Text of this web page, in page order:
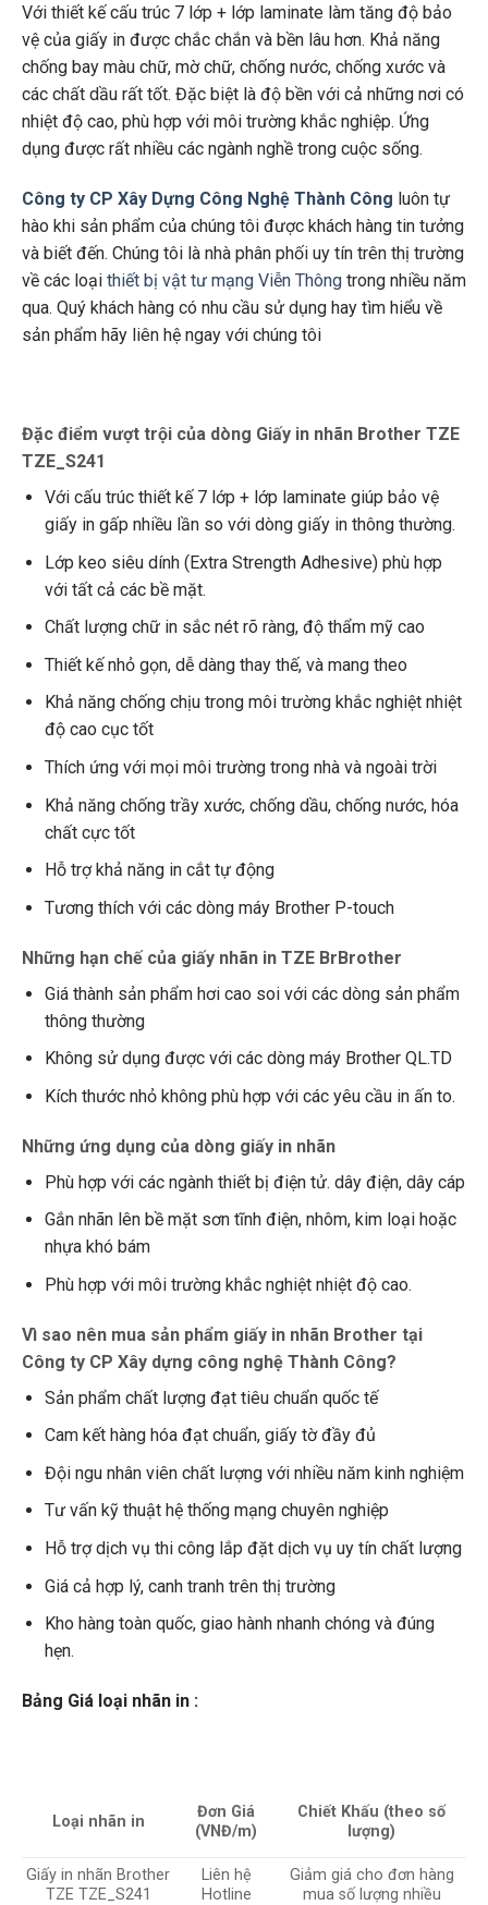
Với thiết kế cấu trúc 7 lớp + lớp laminate làm tăng độ bảo
vệ của giấy in được chắc chắn và bền lâu hơn. Khả năng
chống bay màu chữ, mờ chữ, chống nước, chống xước và
các chất dầu rất tốt. Đặc biệt là độ bền với cả những nơi có
nhiệt độ cao, phù hợp với môi trường khắc nghiệp. Ứng
dụng được rất nhiều các ngành nghề trong cuộc sống.
Công ty CP Xây Dựng Công Nghệ Thành Công luôn tự
hào khi sản phẩm của chúng tôi được khách hàng tin tưởng
và biết đến. Chúng tôi là nhà phân phối uy tín trên thị trường
về các loại thiết bị vật tư mạng Viễn Thông trong nhiều năm
qua. Quý khách hàng có nhu cầu sử dụng hay tìm hiểu về
sản phẩm hãy liên hệ ngay với chúng tôi
Đặc điểm vượt trội của dòng Giấy in nhãn Brother TZE
TZE_S241
Với cấu trúc thiết kế 7 lớp + lớp laminate giúp bảo vệ
giấy in gấp nhiều lần so với dòng giấy in thông thường.
Lớp keo siêu dính (Extra Strength Adhesive) phù hợp
với tất cả các bề mặt.
Chất lượng chữ in sắc nét rõ ràng, độ thẩm mỹ cao
Thiết kế nhỏ gọn, dễ dàng thay thế, và mang theo
Khả năng chống chịu trong môi trường khắc nghiệt nhiệt
độ cao cục tốt
Thích ứng với mọi môi trường trong nhà và ngoài trời
Khả năng chống trầy xước, chống dầu, chống nước, hóa
chất cực tốt
Hỗ trợ khả năng in cắt tự động
Tương thích với các dòng máy Brother P-touch
Những hạn chế của giấy nhãn in TZE BrBrother
Giá thành sản phẩm hơi cao soi với các dòng sản phẩm
thông thường
Không sử dụng được với các dòng máy Brother QL.TD
Kích thước nhỏ không phù hợp với các yêu cầu in ấn to.
Những ứng dụng của dòng giấy in nhãn
Phù hợp với các ngành thiết bị điện tử. dây điện, dây cáp
Gắn nhãn lên bề mặt sơn tĩnh điện, nhôm, kim loại hoặc
nhựa khó bám
Phù hợp với môi trường khắc nghiệt nhiệt độ cao.
Vì sao nên mua sản phẩm giấy in nhãn Brother tại
Công ty CP Xây dựng công nghệ Thành Công?
Sản phẩm chất lượng đạt tiêu chuẩn quốc tế
Cam kết hàng hóa đạt chuẩn, giấy tờ đầy đủ
Đội ngu nhân viên chất lượng với nhiều năm kinh nghiệm
Tư vấn kỹ thuật hệ thống mạng chuyên nghiệp
Hỗ trợ dịch vụ thi công lắp đặt dịch vụ uy tín chất lượng
Giá cả hợp lý, canh tranh trên thị trường
Kho hàng toàn quốc, giao hành nhanh chóng và đúng
hẹn.
Bảng Giá loại nhãn in :
Loại nhãn in
Đơn Giá
(VNĐ/m)
Chiết Khấu (theo số
lượng)
Giấy in nhãn Brother
TZE TZE_S241
Liên hệ
Hotline
Giảm giá cho đơn hàng
mua số lượng nhiều